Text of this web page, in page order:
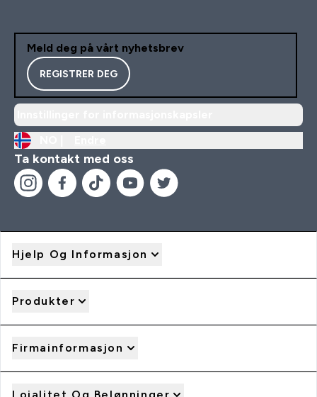
Meld deg på vårt nyhetsbrev
REGISTRER DEG
Ta kontakt med oss
Hjelp Og Informasjon
Produkter
Firmainformasjon
Lojalitet Og Belønninger